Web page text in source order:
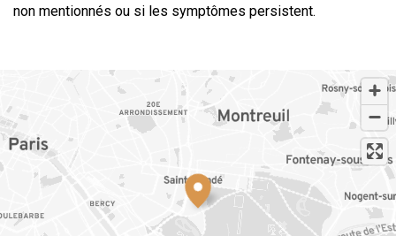
non mentionnés ou si les symptômes persistent.